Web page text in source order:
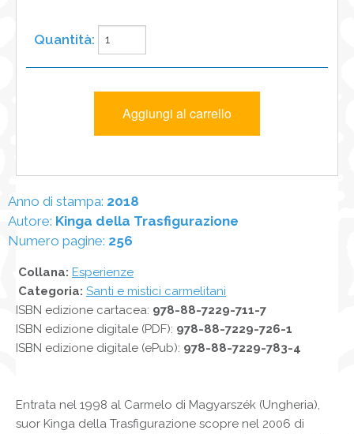
Anno di stampa: 2018
Autore: Kinga della Trasfigurazione
Numero pagine: 256
Collana: Esperienze
Categoria: Santi e mistici carmelitani
ISBN edizione cartacea: 978-88-7229-711-7
ISBN edizione digitale (PDF): 978-88-7229-726-1
ISBN edizione digitale (ePub): 978-88-7229-783-4
Entrata nel 1998 al Carmelo di Magyarszék (Ungheria),
suor Kinga della Trasfigurazione scopre nel 2006 di